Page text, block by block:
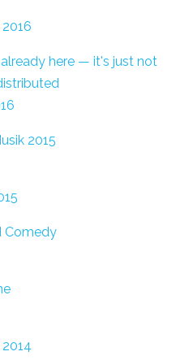
here — it's just not
2015
Comedy